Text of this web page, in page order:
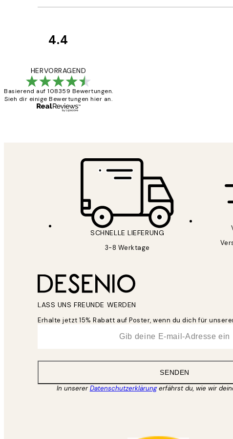
4.4
HERVORRAGEND
Basierend auf 108359 Bewertungen.
Sieh dir einige Bewertungen hier an.
SCHNELLE LIEFERUNG
3-8 Werktage
LASS UNS FREUNDE WERDEN
Erhalte jetzt 15% Rabatt auf Poster, wenn du dich für
SENDEN
In unsererDatenschutzerklärungerfährst du, wie wir